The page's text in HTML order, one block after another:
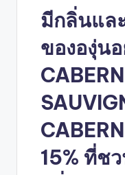
มีกลิ่นแล
ขององุ่น
15% ที่ช